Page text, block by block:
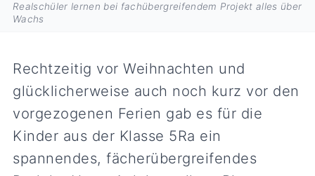
Realschüler lernen bei fachübergreifendem Projekt alles über
Wachs
Rechtzeitig vor Weihnachten und
glücklicherweise auch noch kurz vor den
vorgezogenen Ferien gab es für die
Kinder aus der Klasse 5Ra ein
spannendes, fächerübergreifendes